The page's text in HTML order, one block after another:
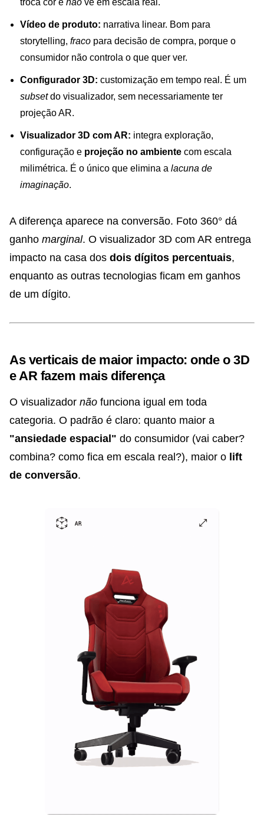
Vídeo de produto: narrativa linear. Bom para
storytelling, fraco para decisão de compra, porque o
consumidor não controla o que quer ver.
Configurador 3D: customização em tempo real. É um
subsetdo visualizador, sem necessariamente ter
projeção AR.
Visualizador 3D com AR: integra exploração,
configuração e projeção no ambiente com escala
milimétrica. É o único que elimina a lacuna de
imaginação.
A diferença aparece na conversão. Foto 360° dá
ganho marginal. O visualizador 3D com AR entrega
impacto na casa dos dois dígitos percentuais,
enquanto as outras tecnologias ficam em ganhos
de um dígito.
As verticais de maior impacto: onde o 3D
e AR fazem mais diferença
O visualizador não funciona igual em toda
categoria. O padrão é claro: quanto maior a
"ansiedade espacial" do consumidor (vai caber?
combina? como fica em escala real?), maior o lift
de conversão.